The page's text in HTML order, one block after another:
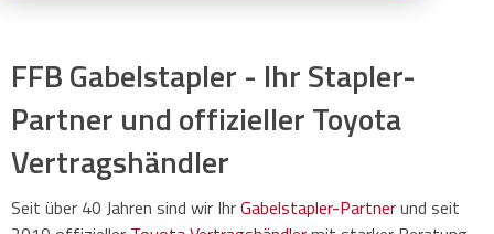
Elektro-Niederhubwagen
Schmalgangstapler
Stringo 4WM
Stringo DuoMover
Elektrostapler 9-18 Tonnen
Dieselstapler 18–54 Tonnen
Förderung
UVV Prüfung (FEM 4.004)
FFB Gabelstapler - Ihr Stapler-
Partner und offizieller Toyota
Vertragshändler
Seit über 40 Jahren sind wir IhrGabelstapler-Partnerund seit